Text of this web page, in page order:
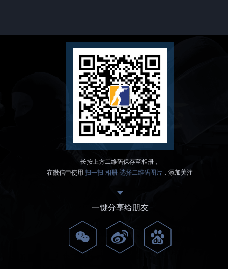
长按上方二维码保存至相册，
在微信中使用扫一扫-相册-选择二维码图片 ，添加关注
一键分享给朋友